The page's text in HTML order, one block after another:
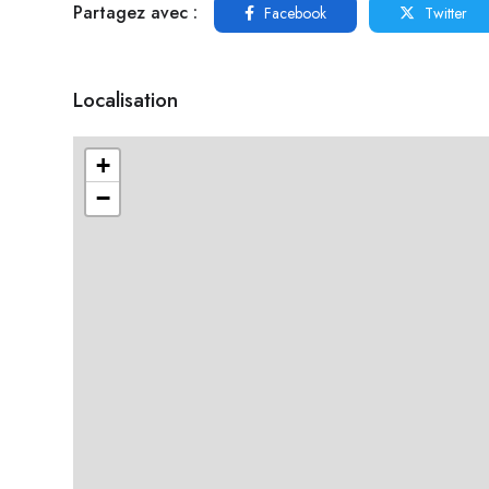
Partagez avec : Facebook Twitter
Localisation
+
−